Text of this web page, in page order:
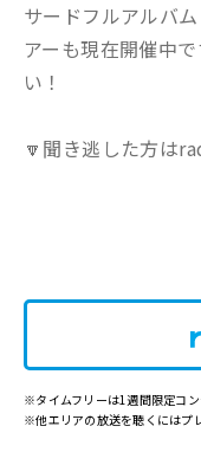
サードフルアルバ
アーも現在開催中
い！
🔽聞き逃した方は
※タイムフリーは1週間限定コン
※他エリアの放送を聴くにはプ